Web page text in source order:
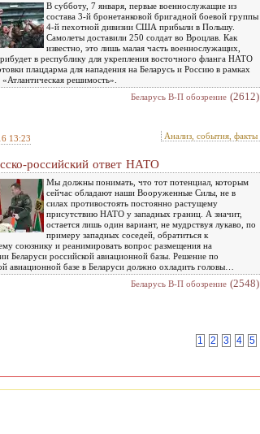
В субботу, 7 января, первые военнослужащие из
состава 3-й бронетанковой бригадной боевой группы
4-й пехотной дивизии США прибыли в Польшу.
Самолеты доставили 250 солдат во Вроцлав. Как
известно, это лишь малая часть военнослужащих,
в республику для укрепления восточного фланга НАТО
плацдарма для нападения на Беларусь и Россию в рамках
решимость».
Беларусь В-П обозрение (2612)
13:23 Анализ, события, факты
российский ответ НАТО
Мы должны понимать, что тот потенциал, которым
сейчас обладают наши Вооруженные Силы, не в
силах противостоять постоянно растущему
присутствию НАТО у западных границ. А значит,
остается лишь один вариант, не мудрствуя лукаво, по
примеру западных соседей, обратиться к
союзнику и реанимировать вопрос размещения на
Беларуси российской авиационной базы. Решение по
авиационной базе в Беларуси должно охладить головы…
Беларусь В-П обозрение (2548)
1
2 3 4 5